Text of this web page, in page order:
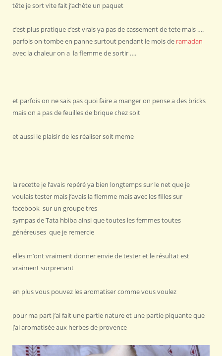
tête je sort vite fait j’achète un paquet
c’est plus pratique c’est vrais ya pas de cassement de tete mais ….
parfois on tombe en panne surtout pendant le mois de ramadan
avec la chaleur on a la flemme de sortir ….
et parfois on ne sais pas quoi faire a manger on pense a des bricks
mais on a pas de feuilles de brique chez soit
et aussi le plaisir de les réaliser soit meme
la recette je l’avais repéré ya bien longtemps sur le net que je
voulais tester mais j’avais la flemme mais avec les filles sur
facebook sur un groupe tres
sympas de Tata hbiba ainsi que toutes les femmes toutes
généreuses que je remercie
elles m’ont vraiment donner envie de tester et le résultat est
vraiment surprenant
en plus vous pouvez les aromatiser comme vous voulez
pour ma part j’ai fait une partie nature et une partie piquante que
j’ai aromatisée aux herbes de provence